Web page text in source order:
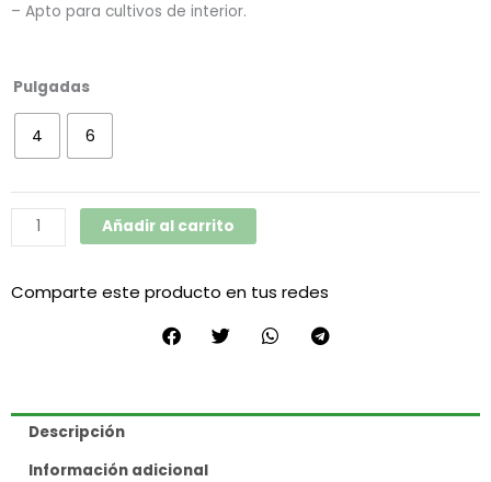
– Apto para cultivos de interior.
Pulgadas
4 6
Extractores
cantidad
Añadir al carrito
Comparte este producto en tus redes
Descripción
Información adicional